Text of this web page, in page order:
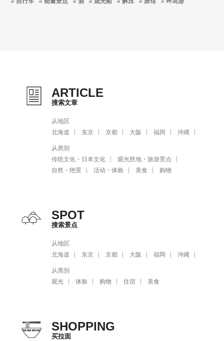
ARTICLE
搜索文章
从地区
北海道
东京 京都 大阪 福岡 沖縄
从类别
传统文化・日本文化
观光胜地・旅游景点
自然・绝景
活动・体验 美食 购物
SPOT
搜索景点
从地区
北海道
东京 京都 大阪 福岡 沖縄
从类别
观光
体验 购物 住宿 美食
SHOPPING
买拉面